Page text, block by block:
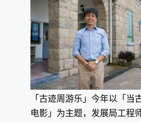
「古迹周游乐」今年以「当
电影」为主题，发展局工程